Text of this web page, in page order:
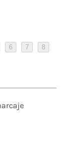
6 7 8